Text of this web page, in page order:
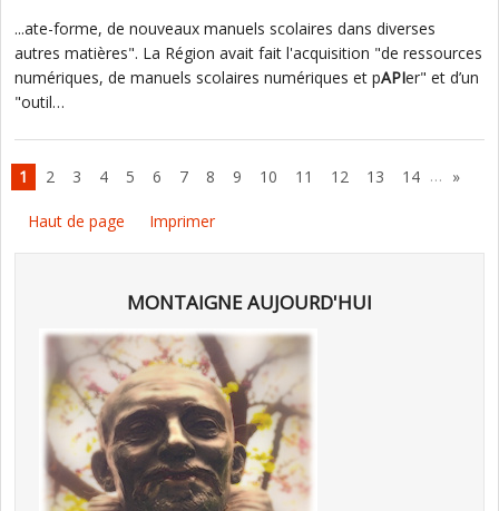
...ate-forme, de nouveaux manuels scolaires dans diverses
autres matières". La Région avait fait l'acquisition "de ressources
numériques, de manuels scolaires numériques et pAPIer" et d’un
"outil…
1 2 3 4 5 6 7 8 9 10 11 12 13 14 … »
Haut de page Imprimer
MONTAIGNE AUJOURD'HUI